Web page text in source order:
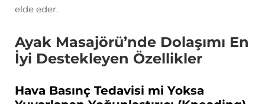
elde eder.
Ayak Masajörü’nde Dolaşımı En
İyi Destekleyen Özellikler
Hava Basınç Tedavisi mi Yoksa